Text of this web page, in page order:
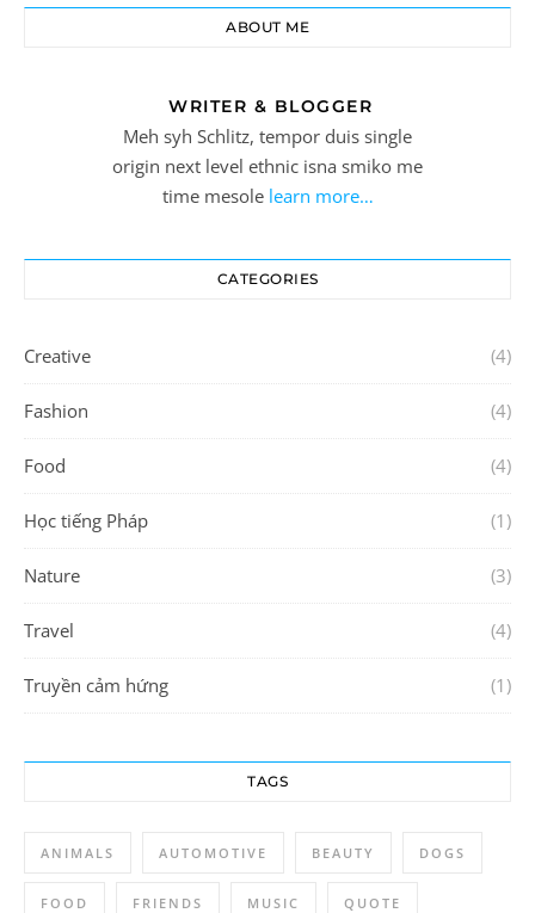
ABOUT ME
WRITER & BLOGGER
Meh syh Schlitz, tempor duis single
origin next level ethnic isna smiko me
time mesolelearn more…
CATEGORIES
Creative (4)
Fashion (4)
Food (4)
Học tiếng Pháp (1)
Nature (3)
Travel (4)
Truyền cảm hứng (1)
TAGS
ANIMALS AUTOMOTIVE BEAUTY DOGS
FOOD FRIENDS MUSIC QUOTE